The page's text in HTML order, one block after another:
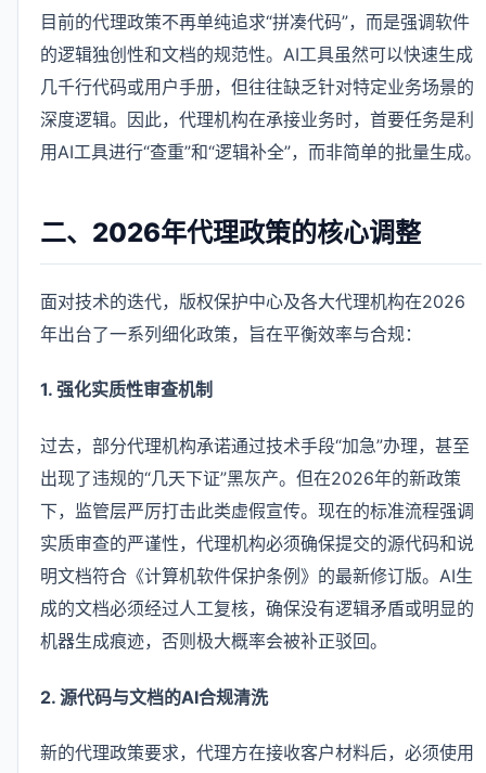
目前的代理政策不再单纯追求“拼凑代码”，而是强调软件
的逻辑独创性和文档的规范性。AI工具虽然可以快速生成
几千行代码或用户手册，但往往缺乏针对特定业务场景的
深度逻辑。因此，代理机构在承接业务时，首要任务是利
用AI工具进行“查重”和“逻辑补全”，而非简单的批量生成。
二、2026年代理政策的核心调整
面对技术的迭代，版权保护中心及各大代理机构在2026
年出台了一系列细化政策，旨在平衡效率与合规：
1. 强化实质性审查机制
过去，部分代理机构承诺通过技术手段“加急”办理，甚至
出现了违规的“几天下证”黑灰产。但在2026年的新政策
下，监管层严厉打击此类虚假宣传。现在的标准流程强调
实质审查的严谨性，代理机构必须确保提交的源代码和说
明文档符合《计算机软件保护条例》的最新修订版。AI生
成的文档必须经过人工复核，确保没有逻辑矛盾或明显的
机器生成痕迹，否则极大概率会被补正驳回。
2. 源代码与文档的AI合规清洗
新的代理政策要求，代理方在接收客户材料后，必须使用